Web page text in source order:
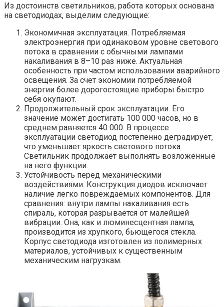
Из достоинств светильников, работа которых основана
на светодиодах, выделим следующие:
Экономичная эксплуатация. Потребляемая
электроэнергия при одинаковом уровне светового
потока в сравнении с обычными лампами
накаливания в 8–10 раз ниже. Актуальная
особенность при частом использовании аварийного
освещения. За счет экономии потребляемой
энергии более дорогостоящие приборы быстро
себя окупают.
Продолжительный срок эксплуатации. Его
значение может достигать 100 000 часов, но в
среднем равняется 40 000. В процессе
эксплуатации светодиод постепенно деградирует,
что уменьшает яркость светового потока.
Светильник продолжает выполнять возложенные
на него функции.
Устойчивость перед механическими
воздействиями. Конструкция диодов исключает
наличие легко повреждаемых компонентов. Для
сравнения: внутри лампы накаливания есть
спираль, которая разрывается от малейшей
вибрации. Она, как и люминесцентная лампа,
производится из хрупкого, бьющегося стекла.
Корпус светодиода изготовлен из полимерных
материалов, устойчивых к существенным
механическим нагрузкам.